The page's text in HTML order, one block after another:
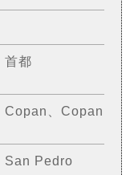
首都
Copan、Copan
San Pedro